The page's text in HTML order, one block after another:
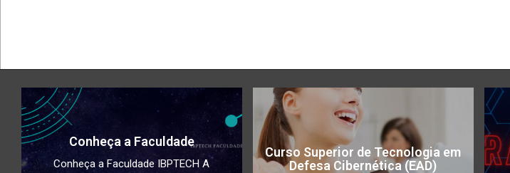
Conheça a Faculdade
Conheça a Faculdade IBPTECH A
Curso Superior de Tecnologia em
Defesa Cibernética (EAD)